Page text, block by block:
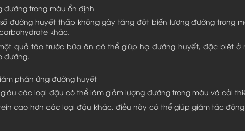
đường trong máu ổn định
đường huyết thấp không gây tăng đột biến lượng đường trong
khác.
quả táo trước bữa ăn có thể giúp hạ đường huyết, đặc biệt
đường.
phản ứng đường huyết
các loại đậu có thể làm giảm lượng đường trong máu và cải
cao hơn các loại đậu khác, điều này có thể giúp giảm tác